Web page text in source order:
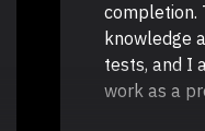
completion.
knowledge
tests, and I
work as a